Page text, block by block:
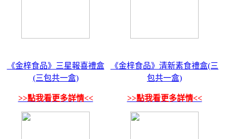
《金梓食品》三星報喜禮盒
(三包共一盒)
>>點我看更多詳情<<
《金梓食品》清新素食禮盒(三
包共一盒)
>>點我看更多詳情<<